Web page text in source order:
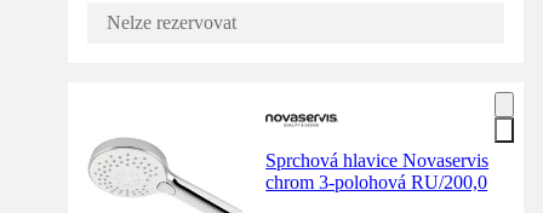
Nelze rezervovat
Sprchová hlavice Novaservis
chrom 3-polohová RU/200,0